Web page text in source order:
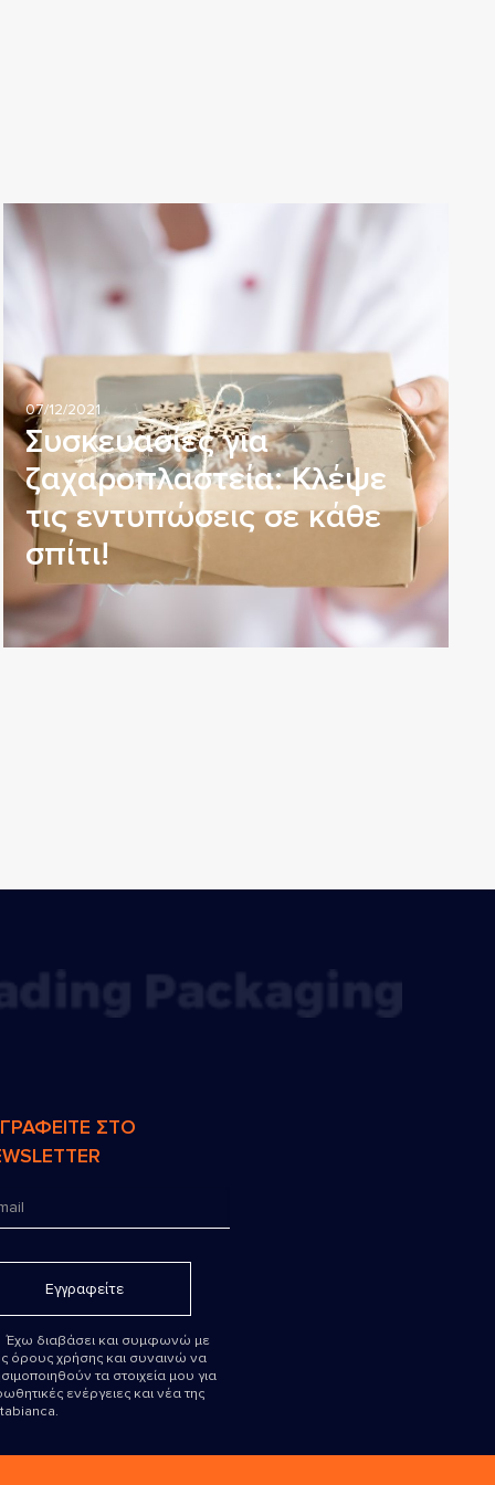
07/12/2021
Συσκευασίες για
ζαχαροπλαστεία: Κλέψε
τις εντυπώσεις σε κάθε
σπίτι!
ΣΤΟ
Έχω διαβάσει και συμφωνώ με
όρους χρήσης και συναινώ να
τα στοιχεία μου για
ενέργειες και νέα της